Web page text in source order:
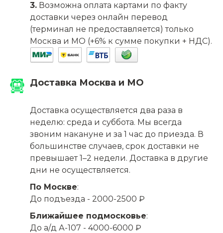
3. Возможна оплата картами по факту
доставки через онлайн перевод
(терминал не предоставляется) только
Москва и МО (+6% к сумме покупки + НДС).
Доставка Москва и МО
Доставка осуществляется два раза в
неделю: среда и суббота. Мы всегда
звоним накануне и за 1 час до приезда. В
большинстве случаев, срок доставки не
превышает 1–2 недели. Доставка в другие
дни не осуществляется.
По Москве:
До подъезда - 2000-2500 ₽
Ближайшее подмосковье:
До а/д А-107 - 4000-6000 ₽